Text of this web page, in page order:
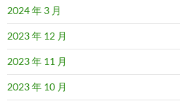
2024 年 3 月
2023 年 12 月
2023 年 11 月
2023 年 10 月